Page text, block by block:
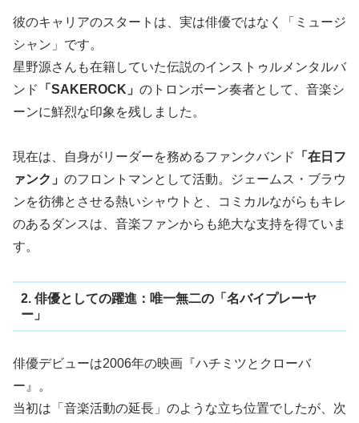
彼のキャリアのスタートは、実は俳優ではなく「ミュージ
シャン」です。
星野源さんも在籍していた伝説のインストゥルメンタルバ
ンド
「SAKEROCK」 のトロンボーン奏者として、音楽シ
ーンに鮮烈な印象を残しました。
現在は、自身がリーダーを務めるファンクバンド
「在日フ
ァンク」 のフロントマンとして活動。ジェームス・ブラウ
ンを彷彿とさせる熱いシャウトと、コミカルながらもキレ
のあるダンスは、音楽ファンからも絶大な支持を得ていま
す。
2. 俳優としての躍進：唯一無二の「名バイプレーヤ
ー」
俳優デビューは2006年の映画『ハチミツとクローバ
ー』。
当初は「音楽活動の延長」のような立ち位置でしたが、次